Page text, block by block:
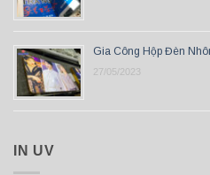
Gia Công Hộp Đèn
27/05/2023
IN UV